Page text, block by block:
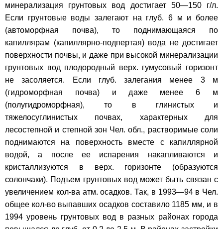
минерализация грунтовых вод достигает 50—150 г/л.
Если грунтовые воды залегают на глуб. 6 м и более
(автоморфная почва), то поднимающаяся по
капиллярам (капиллярно-подпертая) вода не достигает
поверхности почвы, и даже при высокой минерализации
грунтовых вод плодородный верх. гумусовый горизонт
не засоляется. Если глуб. залегания менее 3 м
(гидроморфная почва) и даже менее 6 м
(полугидроморфная), то в глинистых и
тяжелосуглинистых почвах, характерных для
лесостепной и степной зон Чел. обл., растворимые соли
поднимаются на поверхность вместе с капиллярной
водой, а после ее испарения накапливаются и
кристаллизуются в верх. горизонте (образуются
солончаки). Подъем грунтовых вод может быть связан с
увеличением кол-ва атм. осадков. Так, в 1993—94 в Чел.
общее кол-во выпавших осадков составило 1185 мм, и в
1994 уровень грунтовых вод в разных районах города